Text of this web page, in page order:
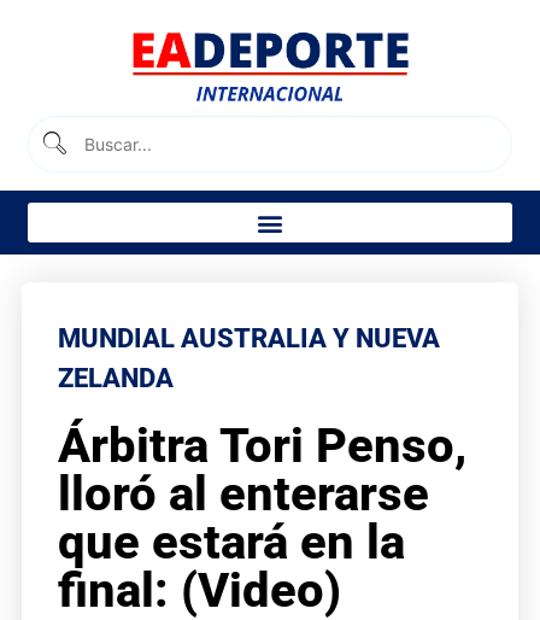
MUNDIAL AUSTRALIA Y NUEVA
ZELANDA
Árbitra Tori Penso,
lloró al enterarse
que estará en la
final: (Video)